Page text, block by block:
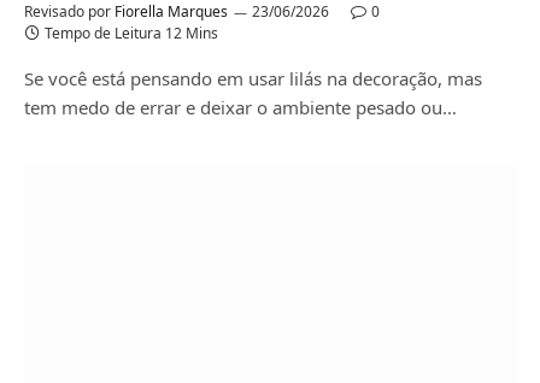
Revisado por Fiorella Marques 23/06/2026
0
Tempo de Leitura 12 Mins
Se você está pensando em usar lilás na decoração, mas
tem medo de errar e deixar o ambiente pesado ou…